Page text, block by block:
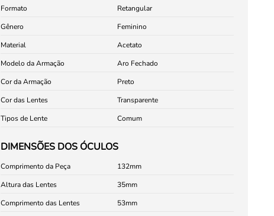
Formato
Retangular
Gênero
Feminino
Material
Acetato
Modelo da Armação
Aro Fechado
Cor da Armação
Preto
Cor das Lentes
Transparente
Tipos de Lente
Comum
DIMENSÕES DOS ÓCULOS
Comprimento da Peça
132
Altura das Lentes
35
Comprimento das Lentes
53